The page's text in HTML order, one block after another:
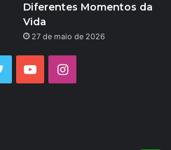
Diferentes Momentos da
Vida
27 de maio de 2026
TwitterYouTubeInstagram